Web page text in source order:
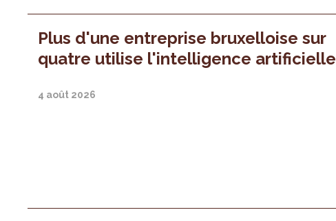
Plus d'une entreprise bruxelloise sur
quatre utilise l'intelligence artificielle
4 août 2026